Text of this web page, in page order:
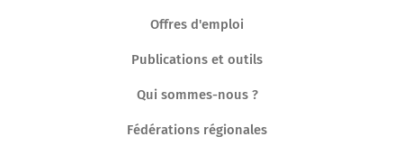
Offres d'emploi
Publications et outils
Qui sommes-nous ?
Fédérations régionales